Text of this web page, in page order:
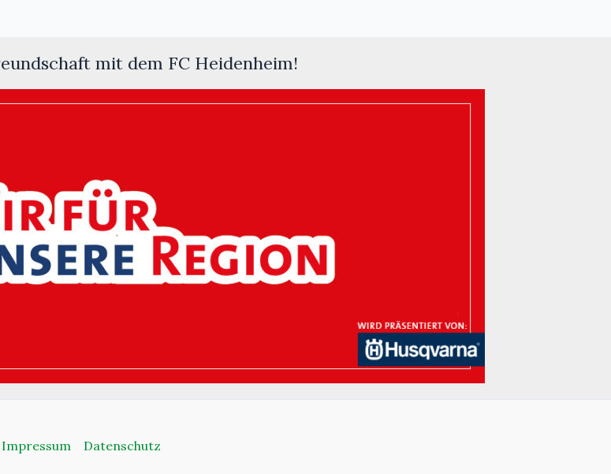
mit dem FC Heidenheim!
Impressum Datenschutz